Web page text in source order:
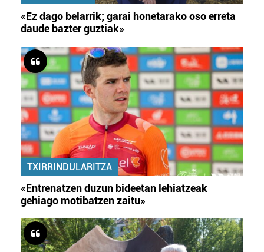
«Ez dago belarrik; garai honetarako oso erreta
daude bazter guztiak»
TXIRRINDULARITZA
«Entrenatzen duzun bideetan lehiatzeak
gehiago motibatzen zaitu»